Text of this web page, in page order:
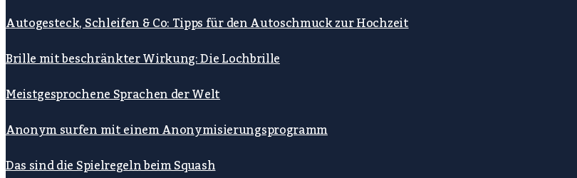
Autogesteck, Schleifen & Co: Tipps für den Autoschmuck zur Hochzeit
Brille mit beschränkter Wirkung: Die Lochbrille
Meistgesprochene Sprachen der Welt
Anonym surfen mit einem Anonymisierungsprogramm
Das sind die Spielregeln beim Squash